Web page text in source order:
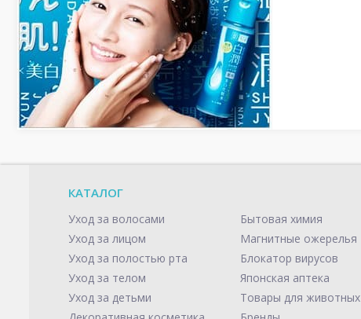
КАТАЛОГ
Уход за волосами
Уход за лицом
Уход за полостью рта
Уход за телом
Уход за детьми
Бытовая химия
Магнитные ожерелья
Блокатор вирусов
Японская аптека
Товары для животных